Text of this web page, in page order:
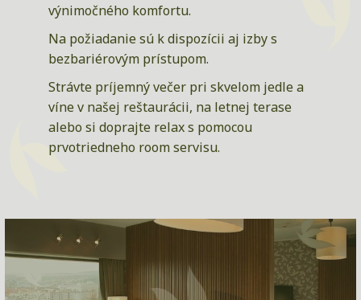
výnimočného komfortu.
Na požiadanie sú k dispozícii aj izby s
bezbariérovým prístupom.
Strávte príjemný večer pri skvelom jedle a
víne v našej reštaurácii, na letnej terase
alebo si doprajte relax s pomocou
prvotriedneho room servisu.